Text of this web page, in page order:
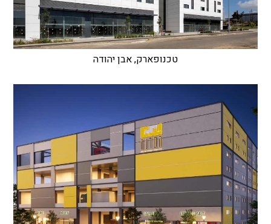
טכנופארק, אבן יהודה